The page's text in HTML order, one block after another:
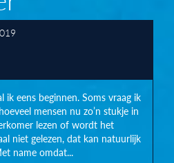
ik eens beginnen. Soms vraag ik
mensen nu zo’n stukje in
lezen of wordt het
niet gelezen, dat kan natuurlijk
name omdat...